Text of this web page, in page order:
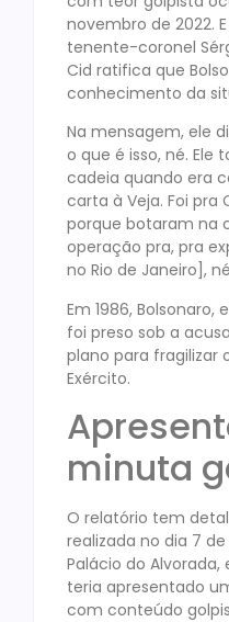
novembro de 2022.
tenente-coronel
Cid ratifica que
conhecimento da
Na mensagem, ele
o que é isso, né. Ele
cadeia quando era
carta à Veja. Foi pra
porque botaram na
operação pra, pra
no Rio de Janeiro],
Em 1986,
foi preso sob a
plano para fragilizar
Exército.
minuta
O relatório tem
realizada no dia 7
Palácio do Alvorada,
teria apresentado
com conteúdo